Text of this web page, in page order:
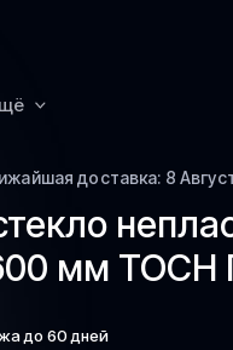
Рязань
доставка: 8
мм ТОСН
до 60 дней